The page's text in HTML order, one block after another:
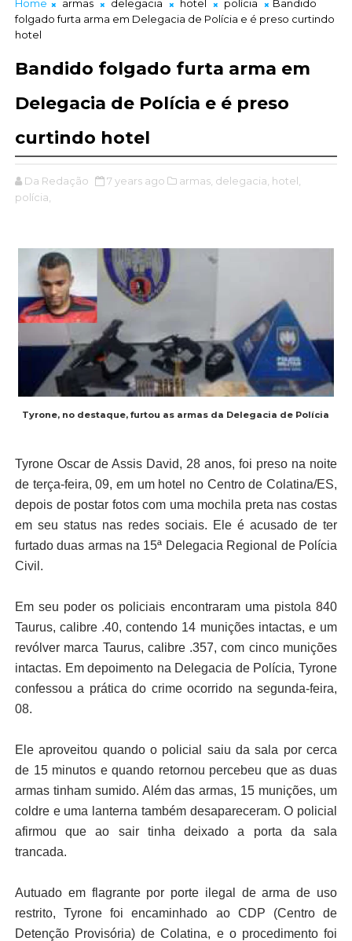
Home armas delegacia hotel polícia
Bandido
folgado furta arma em Delegacia de Polícia e é preso curtindo
hotel
Bandido folgado furta arma em
Delegacia de Polícia e é preso
curtindo hotel
Da Redação 7 years ago armas, delegacia, hotel,
polícia,
Tyrone, no destaque, furtou as armas da Delegacia de Polícia
Tyrone Oscar de Assis David, 28 anos, foi preso na noite
de terça-feira, 09, em um hotel no Centro de Colatina/ES,
depois de postar fotos com uma mochila preta nas costas
em seu status nas redes sociais. Ele é acusado de ter
furtado duas armas na 15ª Delegacia Regional de Polícia
Civil.
Em seu poder os policiais encontraram uma pistola 840
Taurus, calibre .40, contendo 14 munições intactas, e um
revólver marca Taurus, calibre .357, com cinco munições
intactas. Em depoimento na Delegacia de Polícia, Tyrone
confessou a prática do crime ocorrido na segunda-feira,
08.
Ele aproveitou quando o policial saiu da sala por cerca
de 15 minutos e quando retornou percebeu que as duas
armas tinham sumido. Além das armas, 15 munições, um
coldre e uma lanterna também desapareceram. O policial
afirmou que ao sair tinha deixado a porta da sala
trancada.
Autuado em flagrante por porte ilegal de arma de uso
restrito, Tyrone foi encaminhado ao CDP (Centro de
Detenção Provisória) de Colatina, e o procedimento foi